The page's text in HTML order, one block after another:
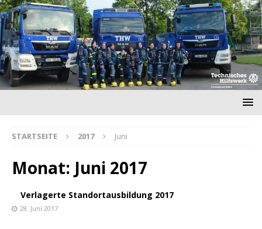
STARTSEITE 2017 Juni
Monat: Juni 2017
Verlagerte Standortausbildung 2017
28. Juni 2017